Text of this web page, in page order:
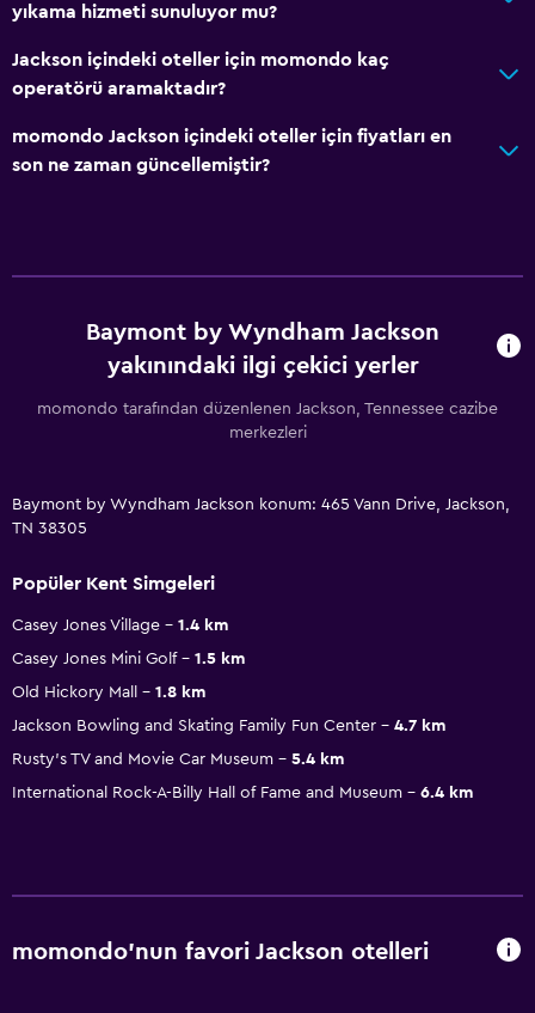
yıkama hizmeti sunuluyor mu?
Jackson içindeki oteller için momondo kaç
operatörü aramaktadır?
momondo Jackson içindeki oteller için fiyatları en
son ne zaman güncellemiştir?
Baymont by Wyndham Jackson
yakınındaki ilgi çekici yerler
momondo tarafından düzenlenen Jackson, Tennessee cazibe
merkezleri
Baymont by Wyndham Jackson konum: 465 Vann Drive, Jackson,
TN 38305
Popüler Kent Simgeleri
Casey Jones Village
1.4 km
Casey Jones Mini Golf
1.5 km
Old Hickory Mall
1.8 km
Jackson Bowling and Skating Family Fun Center
4.7 km
Rusty's TV and Movie Car Museum
5.4 km
International Rock-A-Billy Hall of Fame and Museum
6.4 km
momondo'nun favori Jackson otelleri